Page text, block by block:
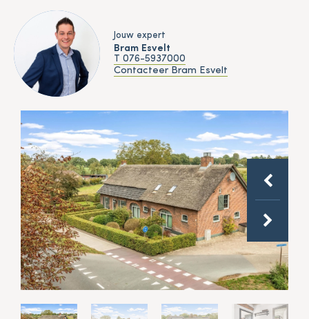
Jouw expert
Bram Esvelt
T 076-5937000
Contacteer Bram Esvelt